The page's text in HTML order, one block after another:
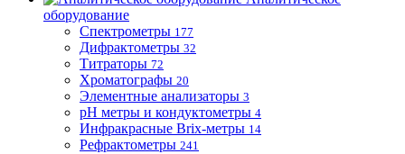
оборудование
Спектрометры 177
Дифрактометры 32
Титраторы 72
Хроматографы 20
Элементные анализаторы 3
pH метры и кондуктометры 4
Инфракрасные Brix-метры 14
Рефрактометры 241